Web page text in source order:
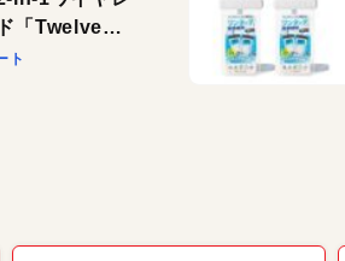
「Twelve
Deluxe」が
ト